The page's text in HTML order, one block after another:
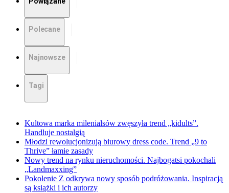
Polecane
Najnowsze
Tagi
Kultowa marka milenialsów zwęszyła trend „kidults”.
Handluje nostalgią
Młodzi rewolucjonizują biurowy dress code. Trend „9 to
Thrive” łamie zasady
Nowy trend na rynku nieruchomości. Najbogatsi pokochali
„Landmaxxing”
Pokolenie Z odkrywa nowy sposób podróżowania. Inspiracją
są książki i ich autorzy